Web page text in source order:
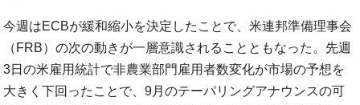
今週はECBが緩和縮小を決定したことで、米連邦準備理事会
（FRB）の次の動きが一層意識されることともなった。先週
3日の米雇用統計で非農業部門雇用者数変化が市場の予想を
大きく下回ったことで、9月のテーパリングアナウンスの可